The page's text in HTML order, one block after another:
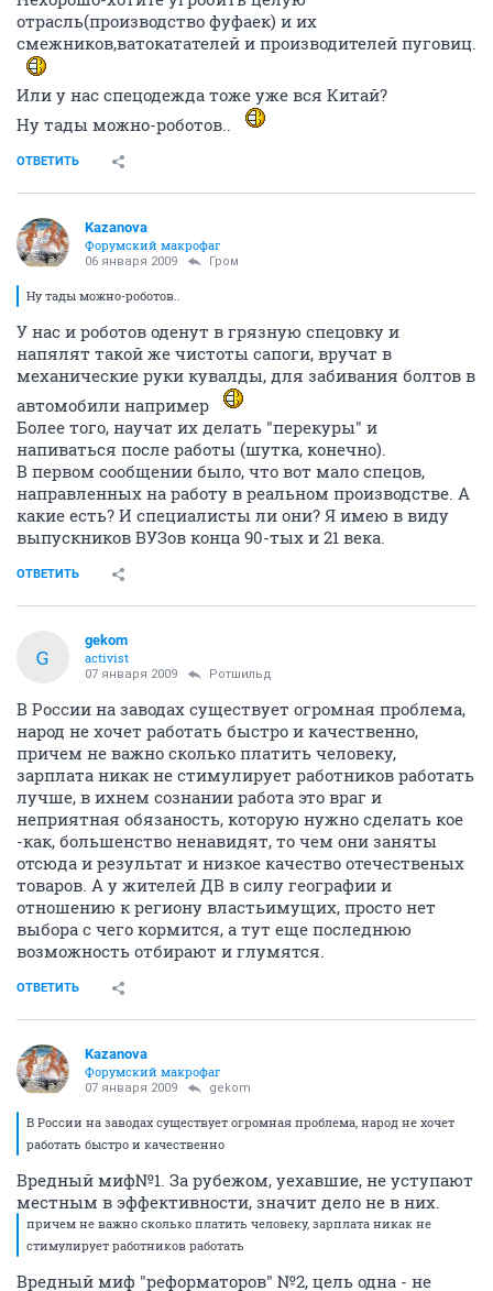
отрасль(производство фуфаек) и их
смежников,ватокатателей и производителей пуговиц.
Или у нас спецодежда тоже уже вся Китай?
Ну тады можно-роботов..
ОТВЕТИТЬ
Kazanova
Форумский макрофаг
06 января 2009 Гром
Ну тады можно-роботов..
У нас и роботов оденут в грязную спецовку и
напялят такой же чистоты сапоги, вручат в
механические руки кувалды, для забивания болтов в
автомобили например
Более того, научат их делать "перекуры" и
напиваться после работы (шутка, конечно).
В первом сообщении было, что вот мало спецов,
направленных на работу в реальном производстве. А
какие есть? И специалисты ли они? Я имею в виду
выпускников ВУЗов конца 90-тых и 21 века.
ОТВЕТИТЬ
G
gekom
activist
07 января 2009 Ротшильд
В России на заводах существует огромная проблема,
народ не хочет работать быстро и качественно,
причем не важно сколько платить человеку,
зарплата никак не стимулирует работников работать
лучше, в ихнем сознании работа это враг и
неприятная обязаность, которую нужно сделать кое
-как, большенство ненавидят, то чем они заняты
отсюда и результат и низкое качество отечественых
товаров. А у жителей ДВ в силу географии и
отношению к региону властьимущих, просто нет
выбора с чего кормится, а тут еще последнюю
возможность отбирают и глумятся.
ОТВЕТИТЬ
Kazanova
Форумский макрофаг
07 января 2009 gekom
В России на заводах существует огромная проблема, народ не хочет
работать быстро и качественно
Вредный миф№1. За рубежом, уехавшие, не уступают
местным в эффективности, значит дело не в них.
причем не важно сколько платить человеку, зарплата никак не
стимулирует работников работать
Вредный миф "реформаторов" №2, цель одна - не